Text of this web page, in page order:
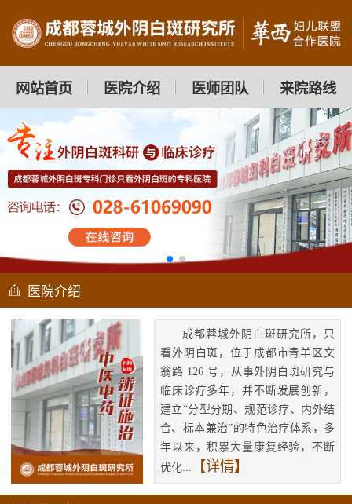
网站首页 医院介绍 医师团队 来院路线
医院介绍
成都蓉城外阴白斑研究所，只
看外阴白斑，位于成都市青羊区文
翁路 126 号，从事外阴白斑研究与
临床诊疗多年，并不断发展创新，
建立“分型分期、规范诊疗、内外结
合、标本兼治”的特色治疗体系，多
年以来，积累大量康复经验，不断
优化...
【详情】